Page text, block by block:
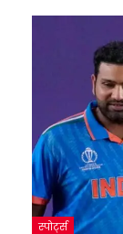
स्पोर्ट्स